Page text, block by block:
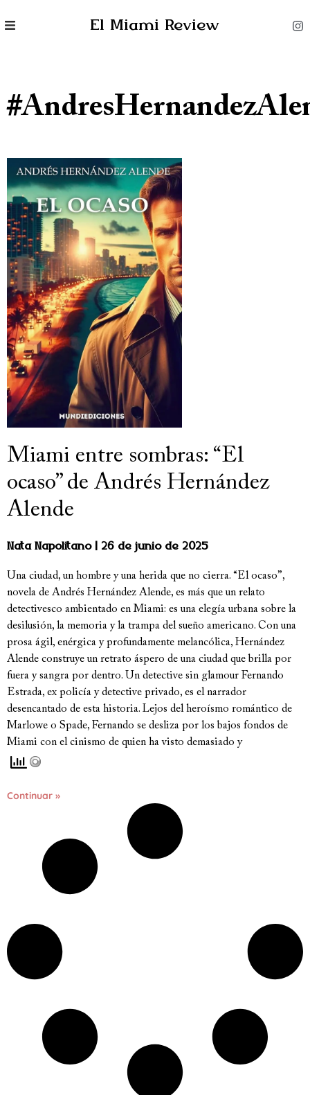
El Miami Review
Miami entre sombras: “El
ocaso” de Andrés Hernández
Alende
Nata Napolitano 26 de junio de 2025
Una ciudad, un hombre y una herida que no cierra. “El ocaso”,
novela de Andrés Hernández Alende, es más que un relato
detectivesco ambientado en Miami: es una elegía urbana sobre la
desilusión, la memoria y la trampa del sueño americano. Con una
prosa ágil, enérgica y profundamente melancólica, Hernández
Alende construye un retrato áspero de una ciudad que brilla por
fuera y sangra por dentro. Un detective sin glamour Fernando
Estrada, ex policía y detective privado, es el narrador
desencantado de esta historia. Lejos del heroísmo romántico de
Marlowe o Spade, Fernando se desliza por los bajos fondos de
Miami con el cinismo de quien ha visto demasiado y
Continuar »